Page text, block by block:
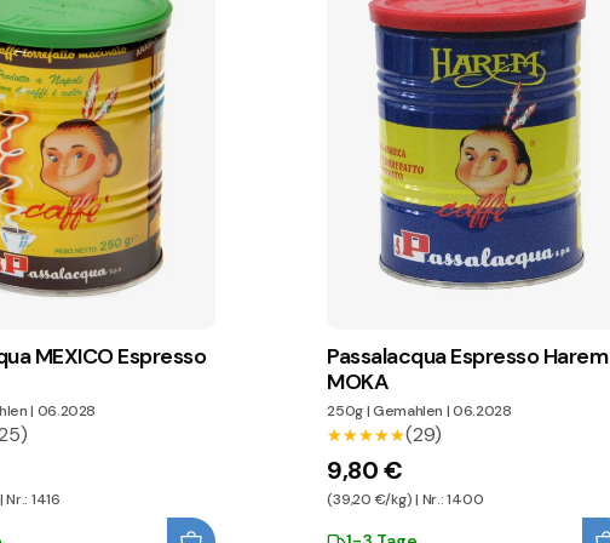
MEXICO Espresso
| 06.2028
1416
Passalacqua Espresso Harem
MOKA
250g|Gemahlen |06.2028
★★★★★
★★★★★(29)
9,80 €
(39,20 €/kg) | Nr.: 1400